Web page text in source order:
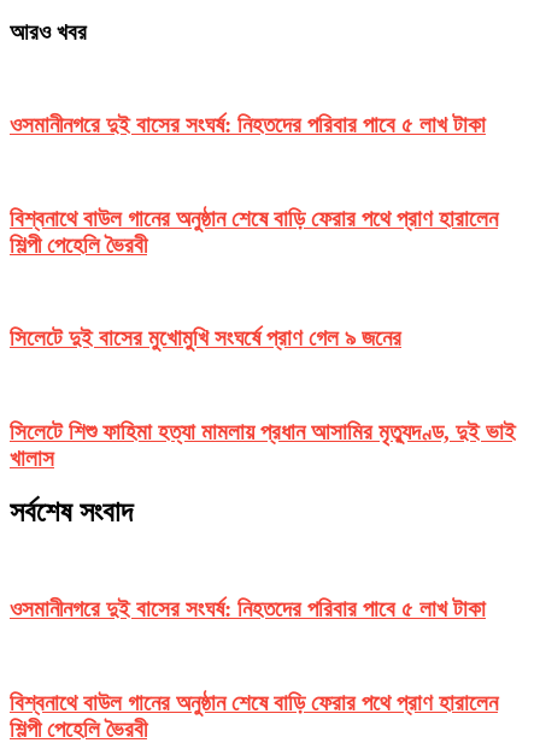
আরও খবর
ওসমানীনগরে দুই বাসের সংঘর্ষ: নিহতদের পরিবার পাবে ৫ লাখ টাকা
বিশ্বনাথে বাউল গানের অনুষ্ঠান শেষে বাড়ি ফেরার পথে প্রাণ হারালেন
শিল্পী পেহেলি ভৈরবী
সিলেটে দুই বাসের মুখোমুখি সংঘর্ষে প্রাণ গেল ৯ জনের
সিলেটে শিশু ফাহিমা হত্যা মামলায় প্রধান আসামির মৃত্যুদণ্ড, দুই ভাই
খালাস
সর্বশেষ সংবাদ
ওসমানীনগরে দুই বাসের সংঘর্ষ: নিহতদের পরিবার পাবে ৫ লাখ টাকা
বিশ্বনাথে বাউল গানের অনুষ্ঠান শেষে বাড়ি ফেরার পথে প্রাণ হারালেন
শিল্পী পেহেলি ভৈরবী